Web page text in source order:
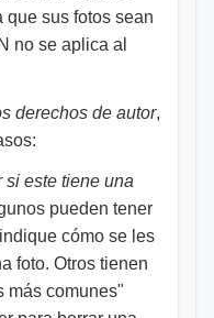
que sus fotos sean
no se aplica al
derechos de autor,
si este tiene una
pueden tener
cómo se les
foto. Otros tienen
más comunes"